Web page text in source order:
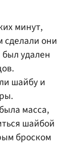
минут,
сделали они
удален
шайбу и
масса,
шайбой
броском